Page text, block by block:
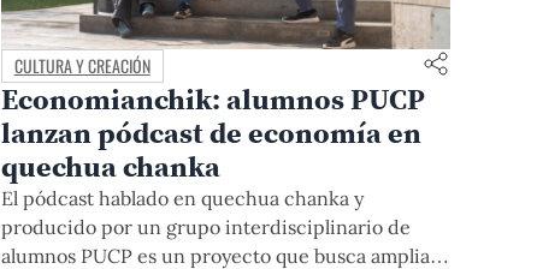
CULTURA Y CREACIÓN
Economianchik: alumnos PUCP
lanzan pódcast de economía en
quechua chanka
El pódcast hablado en quechua chanka y
producido por un grupo interdisciplinario de
alumnos PUCP es un proyecto que busca ampliar